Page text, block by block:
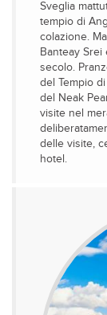
Sveglia
tempio di
colazione.
Banteay Srei
secolo.
del Tempio
del Neak
visite nel
delle visite,
hotel.